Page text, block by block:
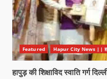
Featured Hapur City News ||
हापुड़ की शिक्षाविद स्वाति गर्ग